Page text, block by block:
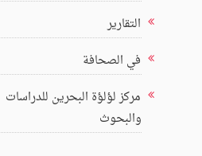
التقارير
في الصحافة
مركز لؤلؤة البحرين للدراسات
والبحوث